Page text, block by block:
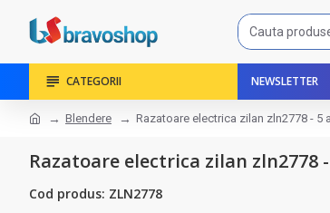
CATEGORII NEWSLETTER
Blendere Razatoare electrica zilan zln2778 -
Razatoare electrica zilan
Cod produs: ZLN2778